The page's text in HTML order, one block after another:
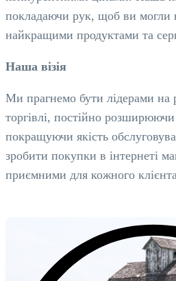
покладаючи рук, щоб ви могли
найкращими продуктами та
Наша візія
Ми прагнемо бути лідерами на
торгівлі, постійно
покращуючи якість
зробити покупки в інтернеті
приємними для кожного